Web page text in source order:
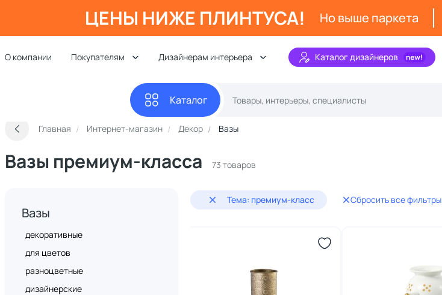
ЦЕНЫ НИЖЕ ПЛИНТУСА! Но выше паркета
О компании Покупателям Дизайнерам интерьера Каталог дизайнеров
Каталог
Главная Интернет-магазин Декор Вазы
Вазы премиум-класса 73 товаров
Вазы
декоративные
для цветов
разноцветные
дизайнерские
Тема: премиум-класс Сбросить все фильтры